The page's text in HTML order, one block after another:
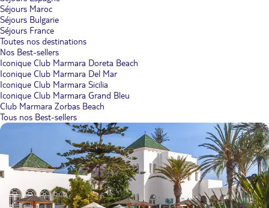
Séjours Maroc
Séjours Bulgarie
Séjours France
Toutes nos destinations
Nos Best-sellers
Iconique Club Marmara Doreta Beach
Iconique Club Marmara Del Mar
Iconique Club Marmara Sicilia
Iconique Club Marmara Grand Bleu
Club Marmara Zorbas Beach
Tous nos Best-sellers